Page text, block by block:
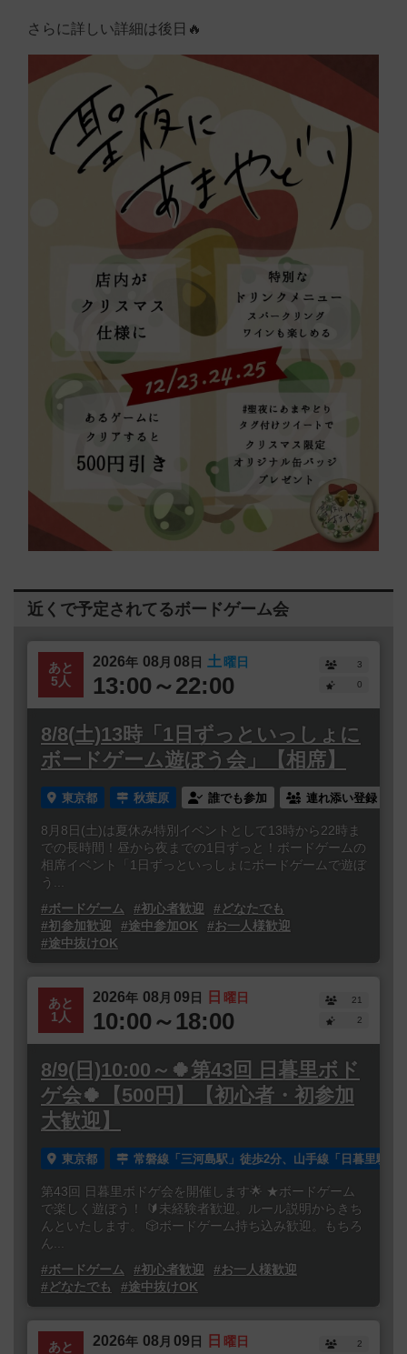
さらに詳しい詳細は後日🔥
近くで予定されてるボードゲーム会
あと
5人
2026年 08 月 08日 土曜日
13:00～22:00
3
0
8/8(土)13時「1日ずっといっしょに
ボードゲーム遊ぼう会」【相席】
東京都 秋葉原 誰でも参加 連れ添い登録
8月8日(土)は夏休み特別イベントとして13時から22時ま
での長時間！昼から夜までの1日ずっと！ボードゲームの
相席イベント「1日ずっといっしょにボードゲームで遊ぼ
う...
#ボードゲーム
#初心者歓迎
#どなたでも
#初参加歓迎
#途中参加OK
#お一人様歓迎
#途中抜けOK
あと
1人
2026年 08 月 09日 日 曜日
10:00～18:00
21
2
8/9(日)10:00～🍀第43回 日暮里ボド
ゲ会🍀【500円】【初心者・初参加
大歓迎】
東京都 常磐線「三河島駅」徒歩2分、山手線「日暮里駅」
第43回 日暮里ボドゲ会を開催します🌟 ★ボードゲーム
で楽しく遊ぼう！ 🔰未経験者歓迎。ルール説明からきち
んといたします。 🎲ボードゲーム持ち込み歓迎。もちろ
ん...
#ボードゲーム
#初心者歓迎
#お一人様歓迎
#どなたでも
#途中抜けOK
あと
2026年 08 月 09日 日 曜日 2